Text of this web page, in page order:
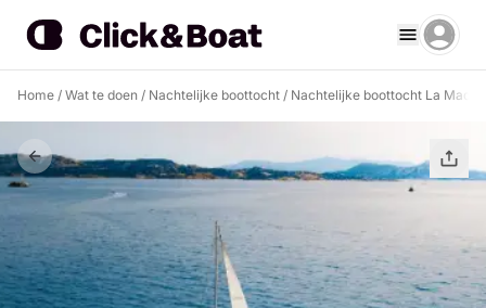
Home / Wat te doen / Nachtelijke boottocht / Nachtelijke boottocht La